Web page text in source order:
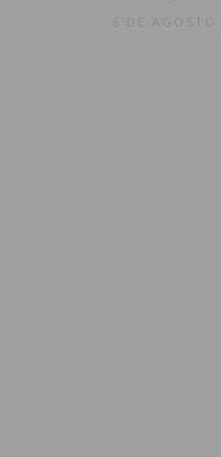
6 DE AGOSTO